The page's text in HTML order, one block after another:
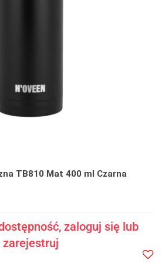
TB810 Mat 400 ml Czarna
zaloguj się lub
zarejestruj